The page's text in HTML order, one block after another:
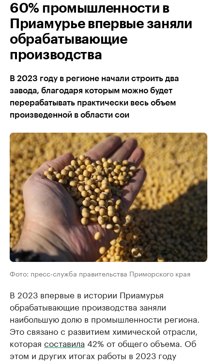
60% промышленности в
Приамурье впервые заняли
обрабатывающие
производства
В 2023 году в регионе начали строить два
завода, благодаря которым можно будет
перерабатывать практически весь объем
произведенной в области сои
Фото: пресс-служба правительства Приморского края
В 2023 впервые в истории Приамурья
обрабатывающие производства заняли
наибольшую долю в промышленности региона.
Это связано с развитием химической отрасли,
которая составила 42% от общего объема. Об
этом и других итогах работы в 2023 году